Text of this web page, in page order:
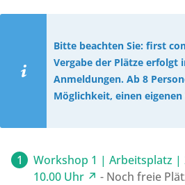
Bitte beachten Sie: first
Vergabe der Plätze erfolgt
Anmeldungen. Ab 8
Möglichkeit, einen
Workshop 1 | Arbeitsplatz |
10.00 Uhr ↗ - Noch freie